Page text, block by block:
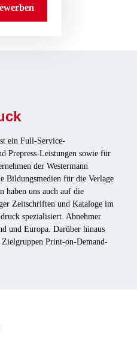
ein Full-Service-
Prepress-Leistungen sowie für
der Westermann
Bildungsmedien für die Verlage
haben uns auch auf die
Zeitschriften und Kataloge im
spezialisiert. Abnehmer
und Europa. Darüber hinaus
Print-on-Demand-